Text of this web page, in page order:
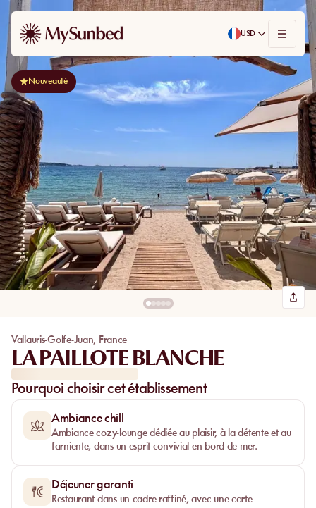
Nouveauté
USD
Vallauris-Golfe-Juan, France
LA PAILLOTE BLANCHE
Pourquoi choisir cet établissement
Ambiance chill
Ambiance cozy-lounge dédiée au plaisir, à la détente et au
farniente, dans un esprit convivial en bord de mer.
Déjeuner garanti
Restaurant dans un cadre raffiné, avec une carte